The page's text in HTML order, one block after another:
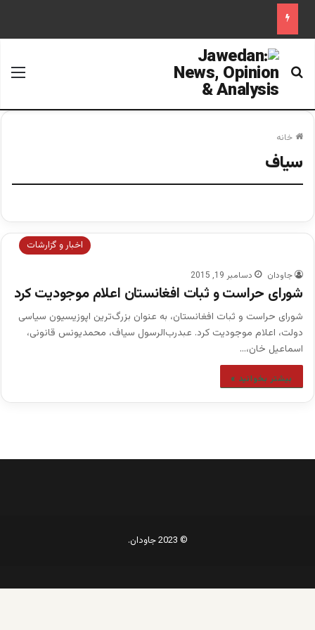
جستجو برای
خانه
سیاف
اخبار و گزارشات
جاودان دسامبر 19, 2015
شورای حراست و ثبات افغانستان اعلام موجودیت کرد
شورای حراست و ثبات افغانستان، به عنوان بزرگ‌ترین اپوزیسیون سیاسی
دولت، اعلام موجودیت کرد. عبدرب‌الرسول سياف، محمدیونس قانونی،
اسماعیل خان،…
بیشتر بخوانید »
© 2023 جاودان.